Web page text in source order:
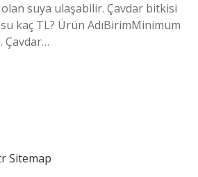
suya ulaşabilir. Çavdar bitkisi
kaç TL? Ürün AdıBirimMinimum
Çavdar…
Sitemap